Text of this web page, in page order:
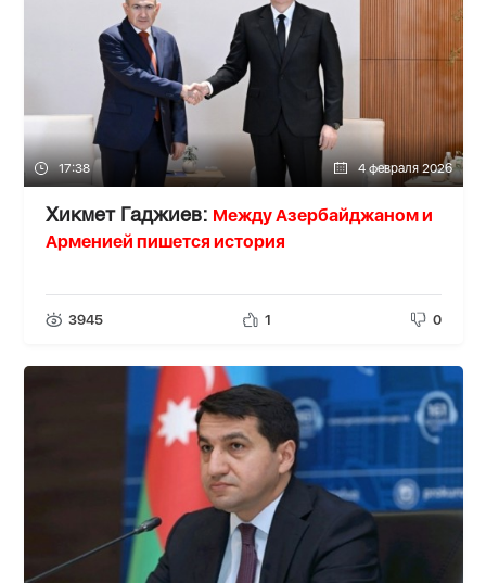
17:38 4 февраля 2026
Хикмет Гаджиев: Между Азербайджаном и
Арменией пишется история
3945 1 0